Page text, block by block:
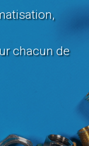
chacun de